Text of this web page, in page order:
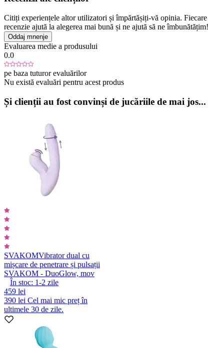
Citiți experiențele altor utilizatori și împărtășiți-vă opinia. Fiecare
recenzie ajută la alegerea mai bună și ne ajută să ne îmbunătățim!
Oddaj mnenje
Evaluarea medie a produsului
0.0
pe baza tuturor evaluărilor
Nu există evaluări pentru acest produs
Și clienții au fost convinși de jucăriile de mai jos...
SVAKOMVibrator dual cu
mișcare de penetrare și pulsații
SVAKOM - DuoGlow, mov
În stoc: 1-2 zile
459 lei
390 lei Cel mai mic preț în
ultimele 30 de zile.